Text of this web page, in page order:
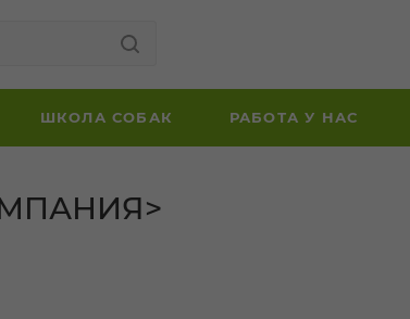
ШКОЛА СОБАК РАБОТА У НАС